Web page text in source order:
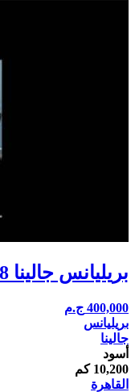
بريليانس جالينا 2008
400,000 ج.م
بريليانس
جالينا
أسود
10,200 كم
القاهرة